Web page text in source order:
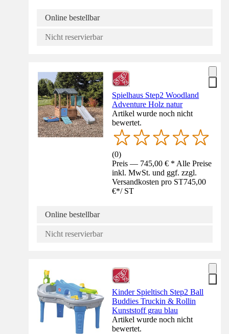
Online bestellbar
Nicht reservierbar
Spielhaus Step2 Woodland
Adventure Holz natur
Artikel wurde noch nicht
bewertet.
(0)
Preis — 745,00 € * Alle Preise
inkl. MwSt. und ggf. zzgl.
Versandkosten pro ST745,00
€*/ ST
Online bestellbar
Nicht reservierbar
Kinder Spieltisch Step2 Ball
Buddies Truckin & Rollin
Kunststoff grau blau
Artikel wurde noch nicht
bewertet.